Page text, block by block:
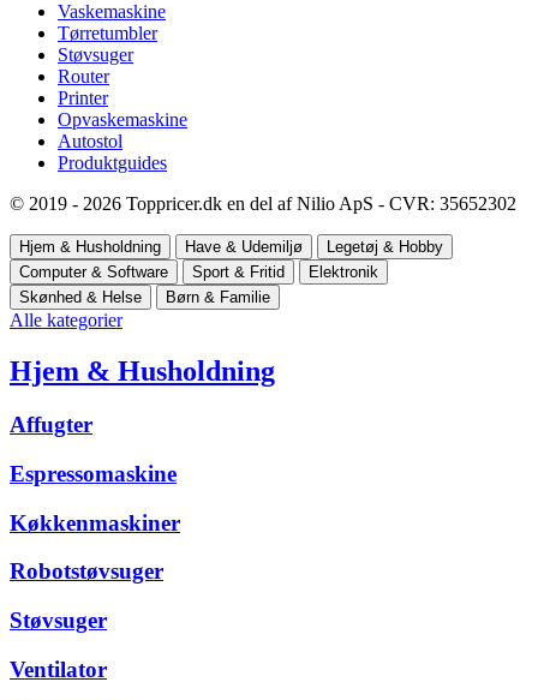
Vaskemaskine
Tørretumbler
Støvsuger
Router
Printer
Opvaskemaskine
Autostol
Produktguides
© 2019 - 2026 Toppricer.dk en del af Nilio ApS - CVR: 35652302
Hjem & Husholdning Have & Udemiljø
Legetøj & Hobby
Computer & Software
Sport & Fritid
Elektronik
Skønhed & Helse
Børn & Familie
Alle kategorier
Hjem & Husholdning
Affugter
Espressomaskine
Køkkenmaskiner
Robotstøvsuger
Støvsuger
Ventilator